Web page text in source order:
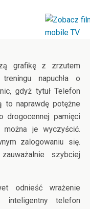
grafikę z zrzutem
napuchła o
gdyż tytuł Telefon
to naprawdę potężne
drogocennej pamięci
można je wyczyścić.
zalogowaniu się.
szybciej
odnieść wrażenie
inteligentny telefon